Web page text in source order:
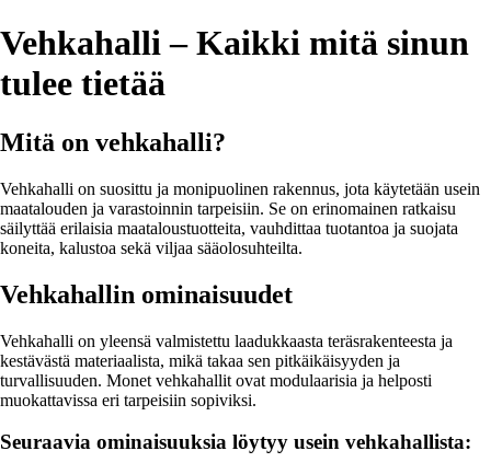
Vehkahalli – Kaikki mitä sinun
tulee tietää
Mitä on vehkahalli?
Vehkahalli on suosittu ja monipuolinen rakennus, jota käytetään usein
maatalouden ja varastoinnin tarpeisiin. Se on erinomainen ratkaisu
säilyttää erilaisia maataloustuotteita, vauhdittaa tuotantoa ja suojata
koneita, kalustoa sekä viljaa sääolosuhteilta.
Vehkahallin ominaisuudet
Vehkahalli on yleensä valmistettu laadukkaasta teräsrakenteesta ja
kestävästä materiaalista, mikä takaa sen pitkäikäisyyden ja
turvallisuuden. Monet vehkahallit ovat modulaarisia ja helposti
muokattavissa eri tarpeisiin sopiviksi.
Seuraavia ominaisuuksia löytyy usein vehkahallista: